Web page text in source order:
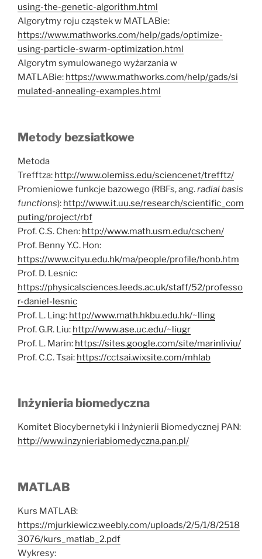
using-the-genetic-algorithm.html
Algorytmy roju cząstek w MATLABie:
https://www.mathworks.com/help/gads/optimize-
using-particle-swarm-optimization.html
Algorytm symulowanego wyżarzania w
MATLABie: https://www.mathworks.com/help/gads/si
mulated-annealing-examples.html
Metody bezsiatkowe
Metoda
Trefftza: http://www.olemiss.edu/sciencenet/trefftz/
Promieniowe funkcje bazowego (RBFs, ang.radial basis
functions): http://www.it.uu.se/research/scientific_com
puting/project/rbf
Prof. C.S. Chen: http://www.math.usm.edu/cschen/
Prof. Benny Y.C. Hon:
https://www.cityu.edu.hk/ma/people/profile/honb.htm
Prof. D. Lesnic:
https://physicalsciences.leeds.ac.uk/staff/52/professo
r-daniel-lesnic
Prof. L. Ling: http://www.math.hkbu.edu.hk/~lling
Prof. G.R. Liu: http://www.ase.uc.edu/~liugr
Prof. L. Marin: https://sites.google.com/site/marinliviu/
Prof. C.C. Tsai: https://cctsai.wixsite.com/mhlab
Inżynieria biomedyczna
Komitet Biocybernetyki i Inżynierii Biomedycznej PAN:
http://www.inzynieriabiomedyczna.pan.pl/
MATLAB
Kurs MATLAB:
https://mjurkiewicz.weebly.com/uploads/2/5/1/8/2518
3076/kurs_matlab_2.pdf
Wykresy: